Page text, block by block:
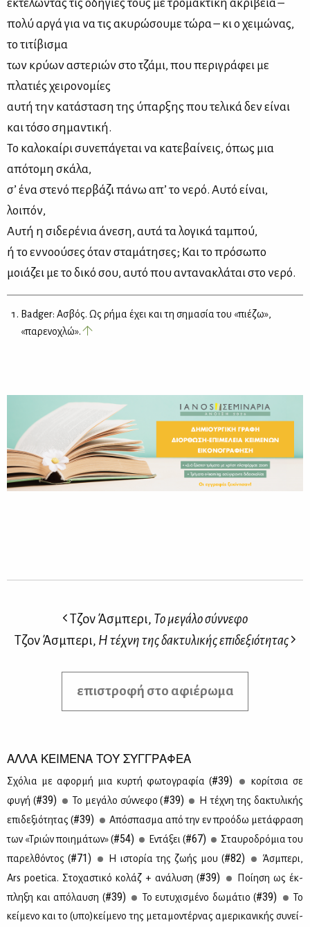
εκτελώντας τις οδηγίες τους με τρομακτική ακρίβεια –
πολύ αργά για να τις ακυρώσουμε τώρα – κι ο χειμώνας,
το τιτίβισμα
των κρύων αστεριών στο τζάμι, που περιγράφει με
πλατιές χειρονομίες
αυτή την κατάσταση της ύπαρξης που τελικά δεν είναι
και τόσο σημαντική.
Το καλοκαίρι συνεπάγεται να κατεβαίνεις, όπως μια
απότομη σκάλα,
σ’ ένα στενό περβάζι πάνω απ’ το νερό. Αυτό είναι,
λοιπόν,
Αυτή η σιδερένια άνεση, αυτά τα λογικά ταμπού,
ή το εννοούσες όταν σταμάτησες; Και το πρόσωπο
μοιάζει με το δικό σου, αυτό που αντανακλάται στο νερό.
Badger: Ασβός. Ως ρήμα έχει και τη σημασία του «πιέζω»,
«παρενοχλώ».
Τζον Άσμπερι, Το μεγάλο σύννεφο
Τζον Άσμπερι, Η τέχνη της δακτυλικής επιδεξιότητας
επιστροφή στο αφιέρωμα
ΑΛΛΑ ΚΕΙΜΕΝΑ ΤΟΥ ΣΥΓΓΡΑΦΕΑ
Σχό­λια με αφορ­μή μια κυρ­τή φω­το­γρα­φία (#39)
κο­ρί­τσια σε
φυ­γή (#39) Το με­γά­λο σύν­νε­φο (#39)
Η τέ­χνη της δα­κτυ­λι­κής
επι­δε­ξιό­τη­τας (#39)
Από­σπα­σμα από την εν προ­ό­δω με­τά­φρα­ση
των «Τριών ποι­η­μά­των» (#54) Εντά­ξει (#67)
Σταυ­ρο­δρό­μια του
πα­ρελ­θό­ντος (#71) Η ιστο­ρία της ζω­ής μου (#82)
Άσμπε­ρι,
Ars poetica. Στο­χα­στι­κό κο­λάζ + ανά­λυ­ση (#39)
Ποί­η­ση ως έκ­
πλη­ξη και από­λαυ­ση (#39) Το ευ­τυ­χι­σμέ­νο δω­μά­τιο (#39)
Το
κεί­με­νο και το (υπο)κεί­με­νο της με­τα­μο­ντέρ­νας αμε­ρι­κα­νι­κής συ­νεί­